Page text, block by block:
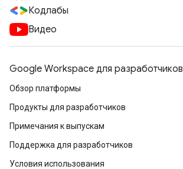
Кодлабы
Видео
Google Workspace для разработчиков
Обзор платформы
Продукты для разработчиков
Примечания к выпускам
Поддержка для разработчиков
Условия использования